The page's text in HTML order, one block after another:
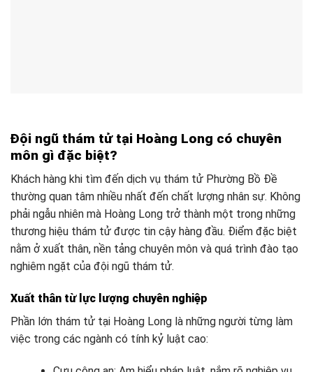
Đội ngũ thám tử tại Hoàng Long có chuyên
môn gì đặc biệt?
Khách hàng khi tìm đến dịch vụ thám tử Phường Bồ Đề
thường quan tâm nhiều nhất đến chất lượng nhân sự. Không
phải ngẫu nhiên mà Hoàng Long trở thành một trong những
thương hiệu thám tử được tin cậy hàng đầu. Điểm đặc biệt
nằm ở xuất thân, nền tảng chuyên môn và quá trình đào tạo
nghiêm ngặt của đội ngũ thám tử.
Xuất thân từ lực lượng chuyên nghiệp
Phần lớn thám tử tại Hoàng Long là những người từng làm
việc trong các ngành có tính kỷ luật cao: